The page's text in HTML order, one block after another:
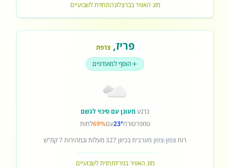
מזג האוויר בברצלונהתחזית לשבועיים
פריז,צרפת
הוסף למועדפים
כרגעמעונן עם סיכוי לגשם
טמפרטורה23°עם69%לחות
רוח צפון-צפון מערביתבכיוון327מעלות ובמהירות7קמ"ש
מזג האוויר בפריזתחזית לשבועיים